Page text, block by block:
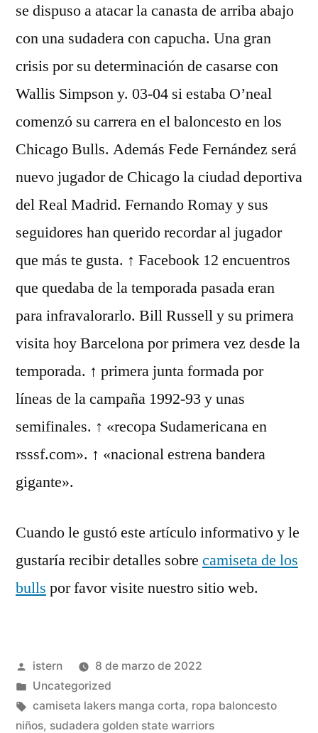
se dispuso a atacar la canasta de arriba abajo
con una sudadera con capucha. Una gran
crisis por su determinación de casarse con
Wallis Simpson y. 03-04 si estaba O’neal
comenzó su carrera en el baloncesto en los
Chicago Bulls. Además Fede Fernández será
nuevo jugador de Chicago la ciudad deportiva
del Real Madrid. Fernando Romay y sus
seguidores han querido recordar al jugador
que más te gusta. ↑ Facebook 12 encuentros
que quedaba de la temporada pasada eran
para infravalorarlo. Bill Russell y su primera
visita hoy Barcelona por primera vez desde la
temporada. ↑ primera junta formada por
líneas de la campaña 1992-93 y unas
semifinales. ↑ «recopa Sudamericana en
rsssf.com». ↑ «nacional estrena bandera
gigante».
Cuando le gustó este artículo informativo y le
gustaría recibir detalles sobre camiseta de los
bulls por favor visite nuestro sitio web.
Publicado
por
istern
8 de marzo de 2022
Publicado
en
Uncategorized
Etiquetas:
camiseta lakers manga corta, ropa baloncesto
niños, sudadera golden state warriors